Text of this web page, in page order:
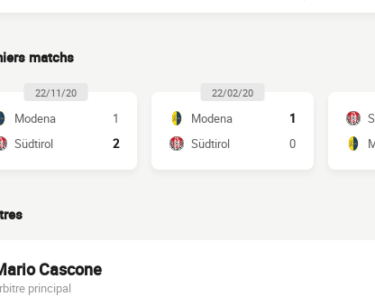
matchs
22/11/20
Modena
1
Südtirol
2
22/02/20
Modena
1
Südtirol
0
Cascone
principal